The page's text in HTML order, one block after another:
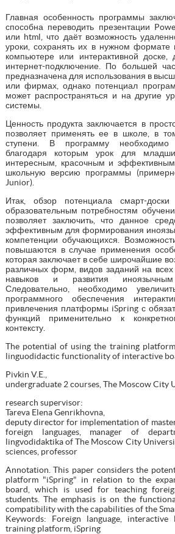
Главная особенность программы
способна переводить презентации
или html, что даёт возможность
уроки, сохранять их в нужном
компьютере или интерактивной доске,
интернет-подключение. По большей
предназначена для использования в
или фирмах, однако потенциал
может распространяться и на другие
системы.
Ценность продукта заключается в
позволяет применять ее в школе, в
ступени. В программу необходимо
благодаря которым урок для
интересным, красочным и эффективным
школьную версию программы
Junior).
Итак, обзор потенциала смарт-
образовательным потребностям
позволяет заключить, что данное
эффективным для формирования
компетенции обучающихся.
повышаются в случае применения
которая заключает в себе широчайшие
различных форм, видов заданий на
навыков и развития
Следовательно, необходимо
программного обеспечения
привлечения платформы iSpring с
функций применительно к
контексту.
The potential of using the training
linguodidactic functionality of interactive
Pivkin V.E.,
undergraduate 2 courses, The Moscow City
research supervisor:
Tareva Elena Genrikhovna,
deputy director for implementation of
foreign languages, manager of
lingvodidaktika of The Moscow City
sciences, professor
Annotation. This paper considers the
platform "iSpring" in relation to the
board, which is used for teaching
students. The emphasis is on the
compatibility with the capabilities of the
Keywords: Foreign language, interactive
training platform, iSpring